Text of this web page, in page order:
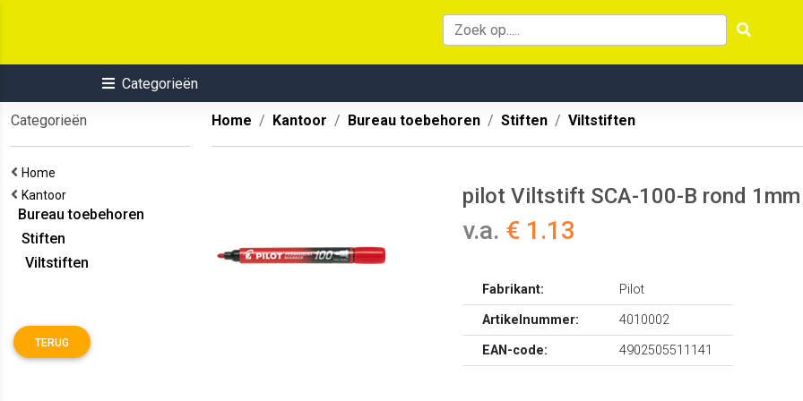
Categorieën
Categorieën
Home
Kantoor
Bureau toebehoren
Stiften
Viltstiften
TERUG
Home Kantoor Bureau toebehoren Stiften Viltstiften
pilot Viltstift SCA-100-B rond
v.a. € 1.13
Fabrikant:
Pilot
Artikelnummer:
4010002
EAN-code:
4902505511141